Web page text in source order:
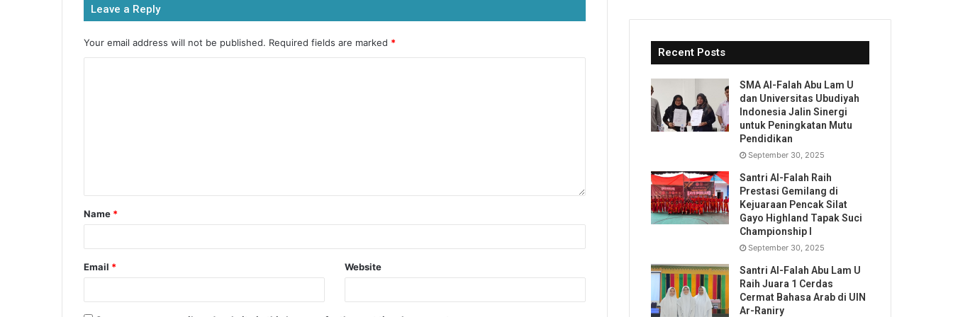
o
o
k
p
p
n
g
er
Leave a Reply
Your email address will not be published. Required fields are marked *
Name *
Email * Website
Recent Posts
SMA Al-Falah Abu Lam U
dan Universitas Ubudiyah
Indonesia Jalin Sinergi
untuk Peningkatan Mutu
Pendidikan
September 30, 2025
Santri Al-Falah Raih
Prestasi Gemilang di
Kejuaraan Pencak Silat
Gayo Highland Tapak Suci
Championship I
September 30, 2025
Santri Al-Falah Abu Lam U
Raih Juara 1 Cerdas
Cermat Bahasa Arab di UIN
Ar-Raniry